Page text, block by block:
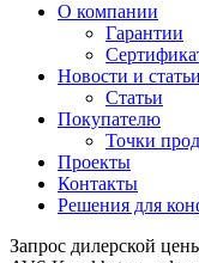
О компании
Гарантии
Новости и статьи
Статьи
Покупателю
Точки
Проекты
Контакты
Решения для
Запрос дилерской